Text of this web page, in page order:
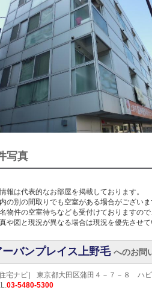
写真
報は代表的なお部屋を掲載しております。
の別の間取りでも空室がある場合がございま
物件の空室待ちなども受付けておりますの
や図と現況が異なる場合は現況を優先させて
ーバンプレイス上野毛 へのお問
宅ナビ］ 東京都大田区蒲田４－７－８ ハ
03-5480-5300